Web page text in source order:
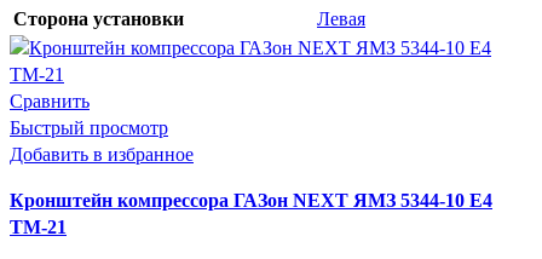
Сторона установки Левая
Сравнить
Быстрый просмотр
Добавить в избранное
Кронштейн компрессора ГАЗон NEXT ЯМЗ 5344-10 Е4
ТМ-21